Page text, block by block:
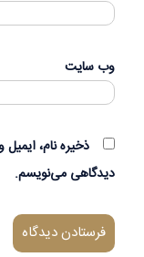
وب‌ سایت
ذخیره نام،
دیدگاهی می‌نویسم.